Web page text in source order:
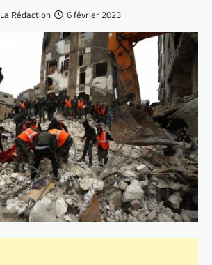
La Rédaction 6 février 2023